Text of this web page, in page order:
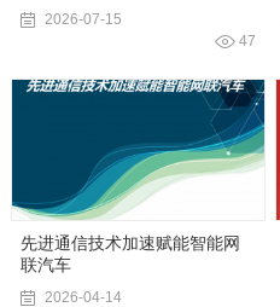
2026-07-15
47
先进通信技术加速赋能智能网
联汽车
2026-04-14